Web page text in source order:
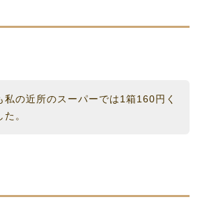
私の近所のスーパーでは1箱160円く
。